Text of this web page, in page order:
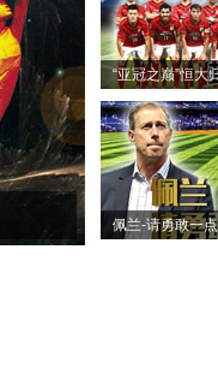
“亚冠之巅”恒大
佩兰-请勇敢一点